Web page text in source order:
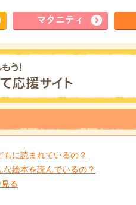
マタ ニティ
もに読まれているの？
な絵本を読んでいるの？
る